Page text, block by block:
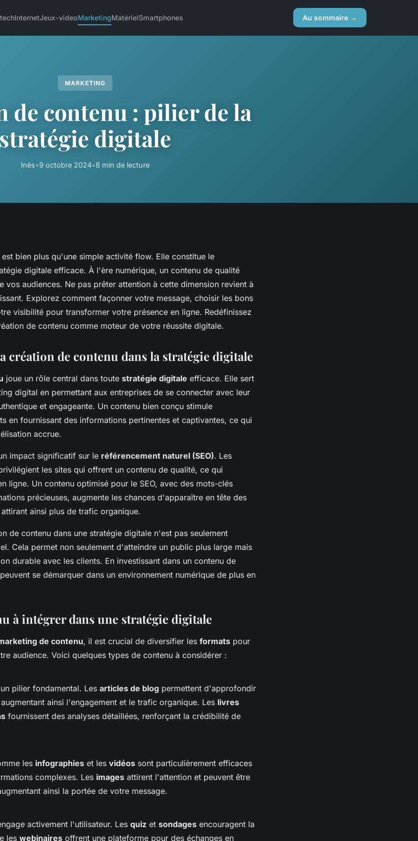
InternetJeux-videoMarketingMatérielSmartphones Au sommaire →
MARKETING
de contenu : pilier de la
stratégie digitale
Inès•9 octobre 2024•8 min de lecture
bien plus qu'une simple activité flow. Elle constitue le
digitale efficace. À l'ère numérique, un contenu de qualité
vos audiences. Ne pas prêter attention à cette dimension revient à
Explorez comment façonner votre message, choisir les bons
visibilité pour transformer votre présence en ligne. Redéfinissez
de contenu comme moteur de votre réussite digitale.
création de contenu dans la stratégie digitale
joue un rôle central dans toute stratégie digitale efficace. Elle sert
digital en permettant aux entreprises de se connecter avec leur
et engageante. Un contenu bien conçu stimule
en fournissant des informations pertinentes et captivantes, ce qui
accrue.
impact significatif sur le référencement naturel (SEO). Les
les sites qui offrent un contenu de qualité, ce qui
ligne. Un contenu optimisé pour le SEO, avec des mots-clés
précieuses, augmente les chances d'apparaître en tête des
ainsi plus de trafic organique.
de contenu dans une stratégie digitale n'est pas seulement
Cela permet non seulement d'atteindre un public plus large mais
durable avec les clients. En investissant dans un contenu de
se démarquer dans un environnement numérique de plus en
à intégrer dans une stratégie digitale
de contenu, il est crucial de diversifier les formats pour
audience. Voici quelques types de contenu à considérer :
pilier fondamental. Les articles de blog permettent d'approfondir
ainsi l'engagement et le trafic organique. Les livres
fournissent des analyses détaillées, renforçant la crédibilité de
les infographies et les vidéos sont particulièrement efficaces
complexes. Les images attirent l'attention et peuvent être
ainsi la portée de votre message.
activement l'utilisateur. Les quiz et sondages encouragent la
les webinaires offrent une plateforme pour des échanges en